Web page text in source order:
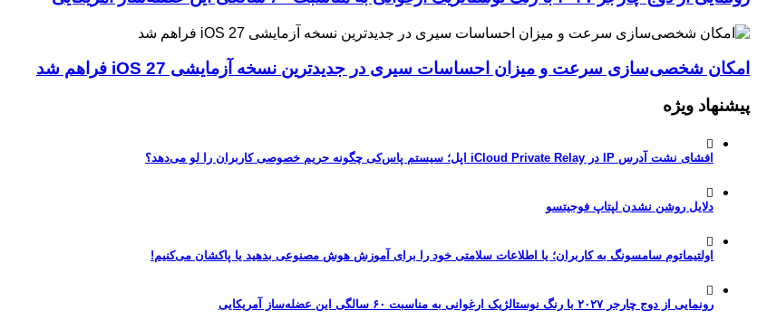
امکان شخصی‌سازی سرعت و میزان احساسات سیری در جدیدترین نسخه آزمایشی iOS 27 فراهم شد
پیشنهاد ویژه
افشای نشت آدرس IP در iCloud Private Relay اپل؛ سیستم پاس‌کی چگونه حریم خصوصی کاربران را لو می‌دهد؟
دلایل روشن نشدن لپتاپ فوجیتسو
اولتیماتوم سامسونگ به کاربران؛ یا اطلاعات سلامتی خود را برای آموزش هوش مصنوعی بدهید یا پاکشان می‌کنیم!
رونمایی از دوج چارجر ۲۰۲۷ با رنگ نوستالژیک ارغوانی به مناسبت ۶۰ سالگی این عضله‌ساز آمریکایی